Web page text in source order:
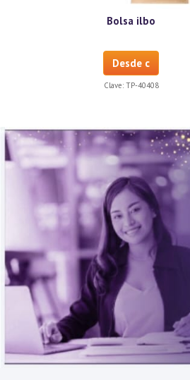
Bolsa ilbo
Desde c
Clave: TP-40408